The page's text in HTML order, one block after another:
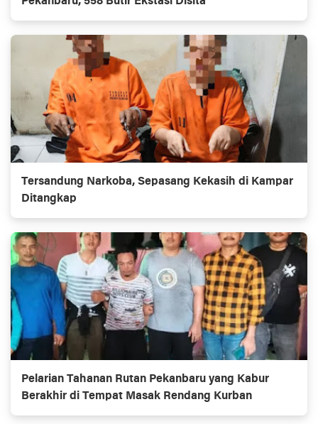
Tersandung Narkoba, Sepasang Kekasih di Kampar
Ditangkap
Pelarian Tahanan Rutan Pekanbaru yang Kabur
Berakhir di Tempat Masak Rendang Kurban